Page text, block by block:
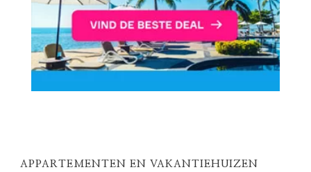
APPARTEMENTEN EN VAKANTIEHUIZEN